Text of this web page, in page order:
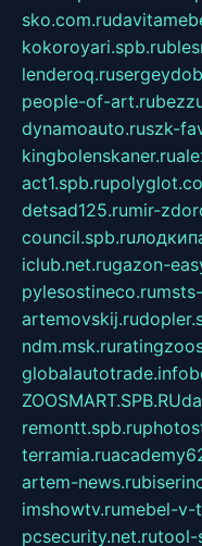
sko.com.ru
kokoroyari.spb.ru
lenderoq.ru
people-of-art.ru
dynamoauto.ruszk-
kingbolenskaner.ru
act1.spb.ru
detsad125.rumir-
council.spb.ru
iclub.net.rugazon-
pylesostineco.ru
artemovskij.ru
ndm.msk.ru
globalautotrade.info
ZOOSMART.SPB.RU
remontt.spb.ru
terramia.ru
artem-news.ru
imshowtv.rumebel-v-
pcsecurity.net.rutool-